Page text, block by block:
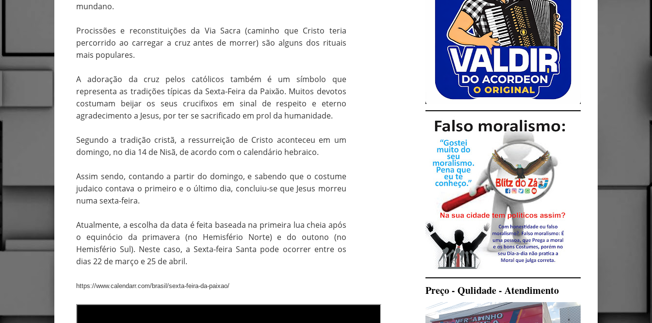
mundano.
Procissões e reconstituições da Via Sacra (caminho que Cristo teria
percorrido ao carregar a cruz antes de morrer) são alguns dos rituais
mais populares.
A adoração da cruz pelos católicos também é um símbolo que
representa as tradições típicas da Sexta-Feira da Paixão. Muitos devotos
costumam beijar os seus crucifixos em sinal de respeito e eterno
agradecimento a Jesus, por ter se sacrificado em prol da humanidade.
Segundo a tradição cristã, a ressurreição de Cristo aconteceu em um
domingo, no dia 14 de Nisã, de acordo com o calendário hebraico.
Assim sendo, contando a partir do domingo, e sabendo que o costume
judaico contava o primeiro e o último dia, concluiu-se que Jesus morreu
numa sexta-feira.
Atualmente, a escolha da data é feita baseada na primeira lua cheia após
o equinócio da primavera (no Hemisfério Norte) e do outono (no
Hemisfério Sul). Neste caso, a Sexta-feira Santa pode ocorrer entre os
dias 22 de março e 25 de abril.
https://www.calendarr.com/brasil/sexta-feira-da-paixao/ Preço - Qulidade - Atendimento